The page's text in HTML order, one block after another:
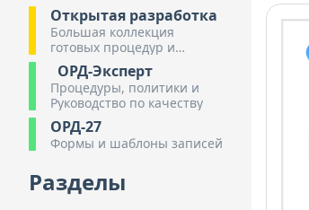
Открытая разработка
Большая коллекция
готовых процедур и
инструкций
ОРД-Эксперт
Процедуры, политики и
Руководство по качеству
ОРД-27
Формы и шаблоны записей
Разделы